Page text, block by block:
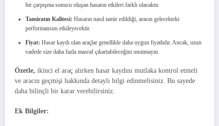
bir çarpışma sonucu oluşan hasarın etkileri farklı olacaktır.
Tamiratın Kalitesi: Hasarın nasıl tamir edildiği, aracın gelecekteki
performansını etkileyecektir.
Fiyat: Hasar kaydı olan araçlar genellikle daha uygun fiyatlıdır. Ancak, uzun
vadede size daha fazla masraf çıkartabileceğini unutmayın.
Özetle, ikinci el araç alırken hasar kaydını mutlaka kontrol etmeli
ve aracın geçmişi hakkında detaylı bilgi edinmelisiniz. Bu sayede
daha bilinçli bir karar verebilirsiniz.
Ek Bilgiler: